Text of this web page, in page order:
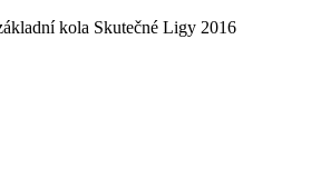
kola Skutečné Ligy 2016